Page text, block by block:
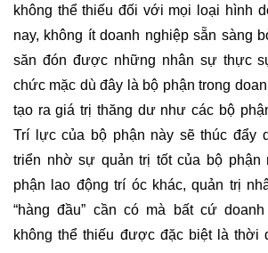
không thể thiếu đối với mọi loại hình
nay, không ít doanh nghiệp sẵn sàng
săn đón được những nhân sự thực
chức mặc dù đây là bộ phận trong
tạo ra giá trị thăng dư như các bộ
Trí lực của bộ phận này sẽ thúc đẩy
triển nhờ sự quản trị tốt của bộ phận
phận lao động trí óc khác, quản trị
“hàng đầu” cần có mà bất cứ
không thể thiếu được đặc biệt là thời